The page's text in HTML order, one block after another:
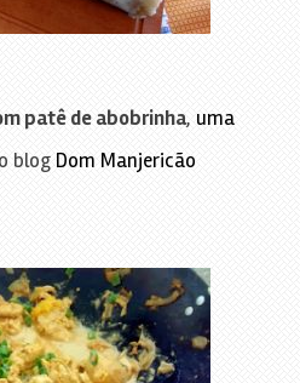
patê de abobrinha, uma
blogDom Manjericão